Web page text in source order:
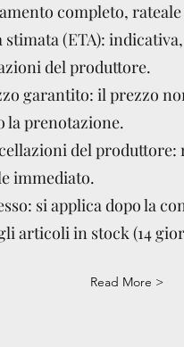
completo,
stimata (ETA):
del produttore.
garantito: il prezzo
la prenotazione.
del produttore:
immediato.
si applica dopo la
articoli in stock (14
Read More >